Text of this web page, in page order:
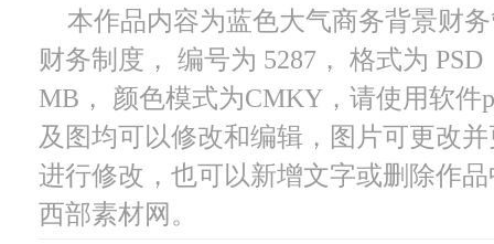
本作品内容为蓝色大气商务背景财
财务制度， 编号为 5287， 格式为
MB， 颜色模式为CMKY，请使用软件
及图均可以修改和编辑，图片可更改
进行修改，也可以新增文字或删除作
西部素材网。